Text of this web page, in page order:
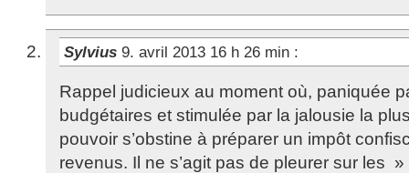
Sylvius 9. avril 2013 16 h 26 min :
Rappel judicieux au moment où, paniquée
budgétaires et stimulée par la jalousie la
pouvoir s’obstine à préparer un impôt
revenus. Il ne s’agit pas de pleurer sur les